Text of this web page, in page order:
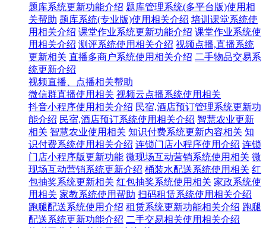
题库系统更新功能介绍 题库管理系统(多平台版)使用相
关帮助 题库系统(专业版)使用相关介绍 培训课堂系统使
用相关介绍 课堂作业系统更新功能介绍 课堂作业系统使
用相关介绍 测评系统使用相关介绍 视频点播,直播系统
更新相关 直播多商户系统使用相关介绍 二手物品交易系
统更新介绍
视频直播、点播相关帮助
微信群直播使用相关 视频云点播系统使用相关
抖音小程序使用相关介绍 民宿,酒店预订管理系统更新功
能介绍 民宿,酒店预订系统使用相关介绍 智慧农业更新
相关 智慧农业使用相关 知识付费系统更新内容相关 知
识付费系统使用相关介绍 连锁门店小程序使用介绍 连锁
门店小程序版更新功能 微现场互动营销系统使用相关 微
现场互动营销系统更新介绍 桶装水配送系统使用相关 红
包抽奖系统更新相关 红包抽奖系统使用相关 家政系统使
用相关 家教系统使用帮助 扫码租赁系统使用相关介绍
跑腿配送系统使用介绍 租赁系统更新功能相关介绍 跑腿
配送系统更新功能介绍 二手交易相关使用相关介绍